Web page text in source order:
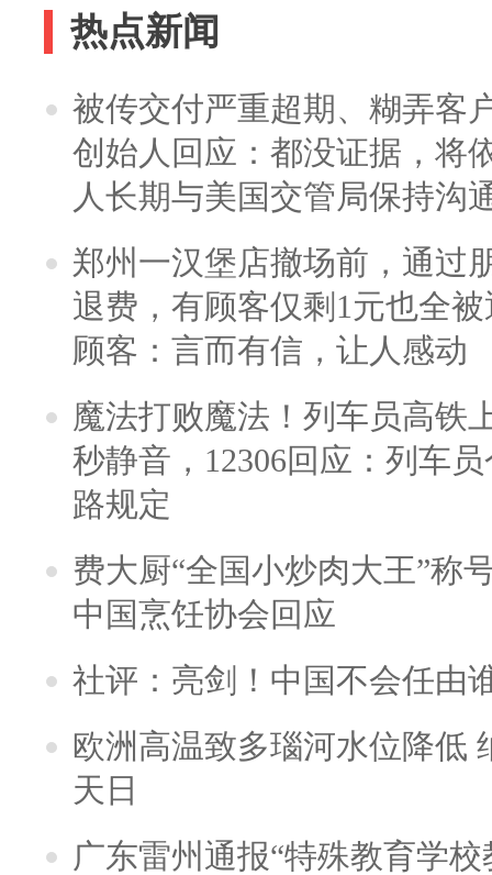
热点新闻
被传交付严重超期、糊弄客
创始人回应：都没证据，将
人长期与美国交管局保持沟
郑州一汉堡店撤场前，通过
退费，有顾客仅剩1元也全
顾客：言而有信，让人感动
魔法打败魔法！列车员高铁
秒静音，12306回应：列车
路规定
费大厨“全国小炒肉大王”称
中国烹饪协会回应
社评：亮剑！中国不会任由
欧洲高温致多瑙河水位降低
天日
广东雷州通报“特殊教育学